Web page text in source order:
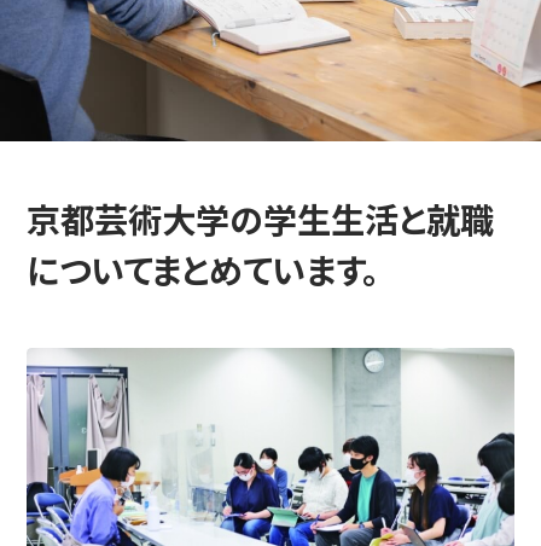
高校生・受験生の方 在学生の方
卒業生の方 企業の方
教育・社会連携
学生生活・就職
入試情報
京都芸術大学の学生生活と就職
についてまとめています。